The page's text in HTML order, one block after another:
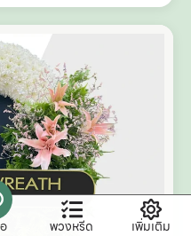
พวงหรีด เพิ่มเติม